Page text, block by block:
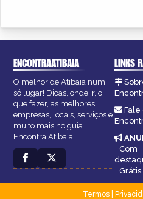
ENCONTRAATIBAIA
O melhor de Atibaia num
só lugar! Dicas, onde ir, o
que fazer, as melhores
empresas, locais, serviços e
muito mais no guia
Encontra Atibaia.
LINKS
Fale
Com
Grátis
Termos|